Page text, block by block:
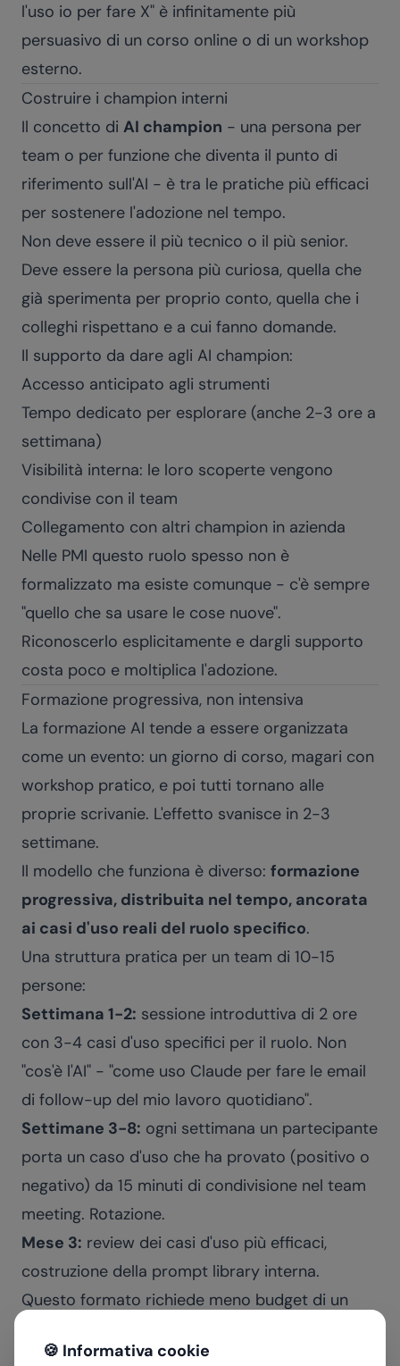
🍪 Informativa cookie
l'uso io per fare X" è infinitamente più
persuasivo di un corso online o di un workshop
esterno.
Costruire i champion interni
Il concetto di AI champion - una persona per
team o per funzione che diventa il punto di
riferimento sull'AI - è tra le pratiche più efficaci
per sostenere l'adozione nel tempo.
Non deve essere il più tecnico o il più senior.
Deve essere la persona più curiosa, quella che
già sperimenta per proprio conto, quella che i
colleghi rispettano e a cui fanno domande.
Il supporto da dare agli AI champion:
Accesso anticipato agli strumenti
Tempo dedicato per esplorare (anche 2-3 ore a
settimana)
Visibilità interna: le loro scoperte vengono
condivise con il team
Collegamento con altri champion in azienda
Nelle PMI questo ruolo spesso non è
formalizzato ma esiste comunque - c'è sempre
"quello che sa usare le cose nuove".
Riconoscerlo esplicitamente e dargli supporto
costa poco e moltiplica l'adozione.
Formazione progressiva, non intensiva
La formazione AI tende a essere organizzata
come un evento: un giorno di corso, magari con
workshop pratico, e poi tutti tornano alle
proprie scrivanie. L'effetto svanisce in 2-3
settimane.
Il modello che funziona è diverso: formazione
progressiva, distribuita nel tempo, ancorata
ai casi d'uso reali del ruolo specifico.
Una struttura pratica per un team di 10-15
persone:
Settimana 1-2: sessione introduttiva di 2 ore
con 3-4 casi d'uso specifici per il ruolo. Non
"cos'è l'AI" - "come uso Claude per fare le email
di follow-up del mio lavoro quotidiano".
Settimane 3-8: ogni settimana un partecipante
porta un caso d'uso che ha provato (positivo o
negativo) da 15 minuti di condivisione nel team
meeting. Rotazione.
Mese 3: review dei casi d'uso più efficaci,
costruzione della prompt library interna.
Questo formato richiede meno budget di un
cambiamento reale.